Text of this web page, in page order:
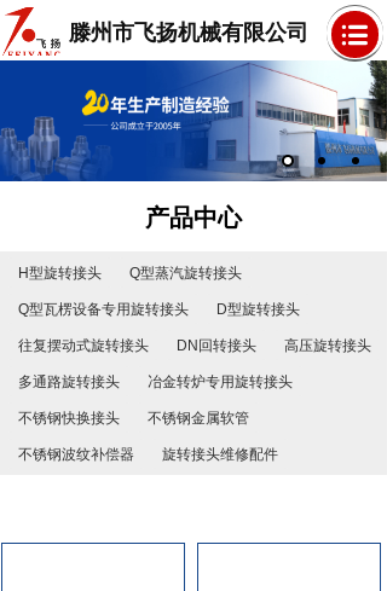
滕州市飞扬机械有限公司
产品中心
H型旋转接头 Q型蒸汽旋转接头
Q型瓦楞设备专用旋转接头 D型旋转接头
往复摆动式旋转接头 DN回转接头 高压旋转接头
多通路旋转接头 冶金转炉专用旋转接头
不锈钢快换接头 不锈钢金属软管
不锈钢波纹补偿器 旋转接头维修配件